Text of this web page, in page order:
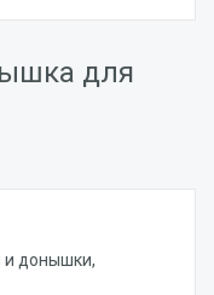
для
и донышки